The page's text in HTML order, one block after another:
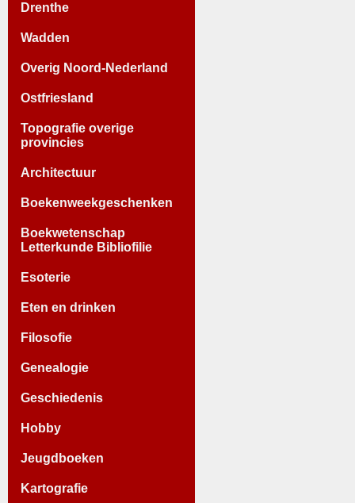
Drenthe
Wadden
Overig Noord-Nederland
Ostfriesland
Topografie overige
provincies
Architectuur
Boekenweekgeschenken
Boekwetenschap
Letterkunde Bibliofilie
Esoterie
Eten en drinken
Filosofie
Genealogie
Geschiedenis
Hobby
Jeugdboeken
Kartografie